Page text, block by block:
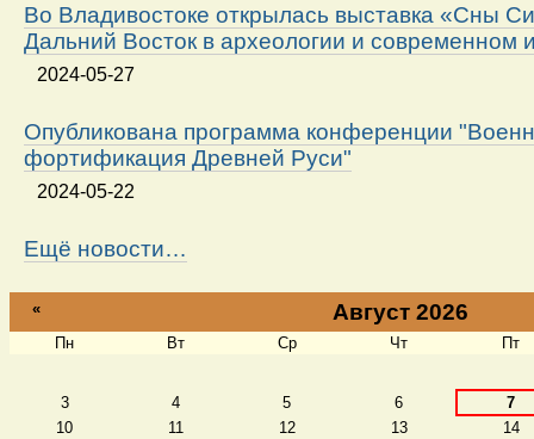
Во Владивостоке открылась выставка «Сны
Дальний Восток в археологии и современном
2024-05-27
Опубликована программа конференции
фортификация Древней Руси"
2024-05-22
Ещё новости…
« Август 2026
Пн Вт Ср Чт Пт
3 4 5 6
7
10
11 12 13
14